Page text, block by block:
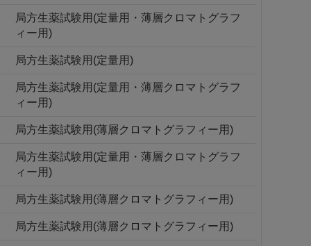
局方生薬試験用(定量用・薄層クロマトグラフ
ィー用)
局方生薬試験用(定量用)
局方生薬試験用(定量用・薄層クロマトグラフ
ィー用)
局方生薬試験用(薄層クロマトグラフィー用)
局方生薬試験用(定量用・薄層クロマトグラフ
ィー用)
局方生薬試験用(薄層クロマトグラフィー用)
局方生薬試験用(薄層クロマトグラフィー用)